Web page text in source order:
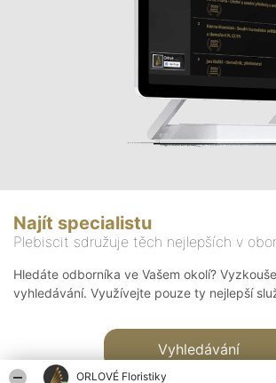
ORLOVÉ Floristiky
Najít specialistu
Plebiscit sdružuje těch nejlepších v
Hledáte odborníka ve Vašem okolí?
vyhledávání. Využívejte pouze ty nejlepší
Vyhledávání